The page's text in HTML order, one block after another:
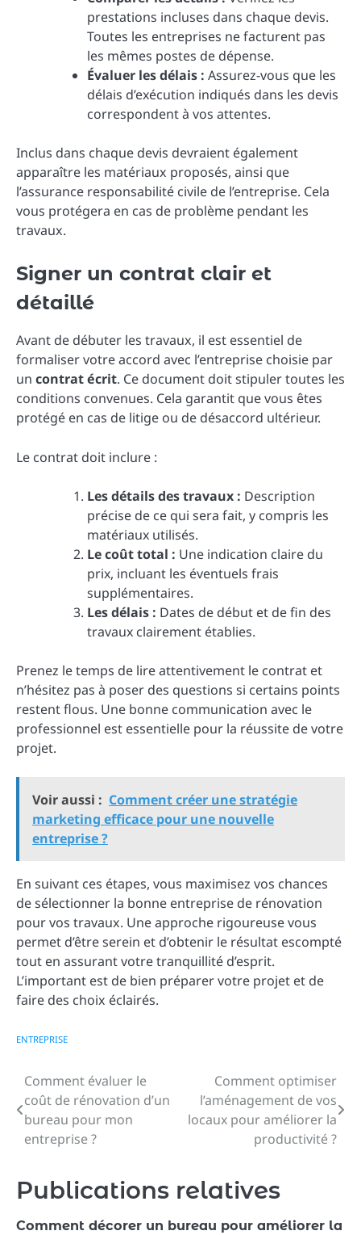
prestations incluses dans chaque devis.
Toutes les entreprises ne facturent pas
les mêmes postes de dépense.
Évaluer les délais : Assurez-vous que les
délais d’exécution indiqués dans les devis
correspondent à vos attentes.
Inclus dans chaque devis devraient également
apparaître les matériaux proposés, ainsi que
l’assurance responsabilité civile de l’entreprise. Cela
vous protégera en cas de problème pendant les
travaux.
Signer un contrat clair et
détaillé
Avant de débuter les travaux, il est essentiel de
formaliser votre accord avec l’entreprise choisie par
un contrat écrit. Ce document doit stipuler toutes les
conditions convenues. Cela garantit que vous êtes
protégé en cas de litige ou de désaccord ultérieur.
Le contrat doit inclure :
Les détails des travaux : Description
précise de ce qui sera fait, y compris les
matériaux utilisés.
Le coût total : Une indication claire du
prix, incluant les éventuels frais
supplémentaires.
Les délais : Dates de début et de fin des
travaux clairement établies.
Prenez le temps de lire attentivement le contrat et
n’hésitez pas à poser des questions si certains points
restent flous. Une bonne communication avec le
professionnel est essentielle pour la réussite de votre
projet.
Voir aussi : Comment créer une stratégie
marketing efficace pour une nouvelle
entreprise ?
En suivant ces étapes, vous maximisez vos chances
de sélectionner la bonne entreprise de rénovation
pour vos travaux. Une approche rigoureuse vous
permet d’être serein et d’obtenir le résultat escompté
tout en assurant votre tranquillité d’esprit.
L’important est de bien préparer votre projet et de
faire des choix éclairés.
ENTREPRISE
Navigation
de
l’article
Comment évaluer le
coût de rénovation d’un
bureau pour mon
entreprise ?
Comment optimiser
l’aménagement de vos
locaux pour améliorer la
productivité ?
Publications relatives
Comment décorer un bureau pour améliorer la